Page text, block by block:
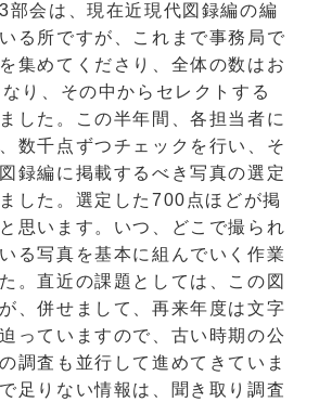
部会は、現在近現代図録編の編
る所ですが、これまで事務局で
集めてくださり、全体の数はお
り、その中からセレクトする
した。この半年間、各担当者に
数千点ずつチェックを行い、そ
録編に掲載するべき写真の選定
した。選定した700点ほどが掲
思います。いつ、どこで撮られ
る写真を基本に組んでいく作業
。直近の課題としては、この図
、併せまして、再来年度は文字
っていますので、古い時期の公
調査も並行して進めてきていま
足りない情報は、聞き取り調査